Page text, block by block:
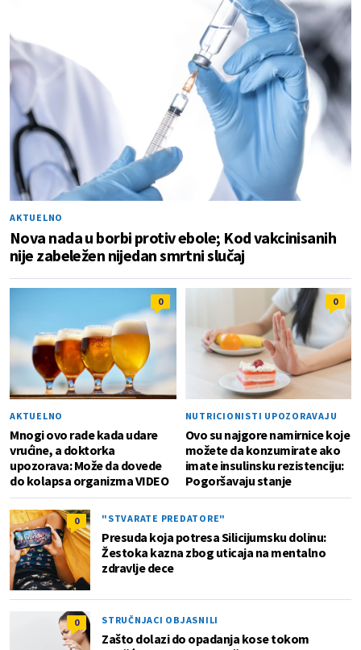
AKTUELNO
Nova nada u borbi protiv ebole; Kod vakcinisanih
nije zabeležen nijedan smrtni slučaj
0
AKTUELNO
Mnogi ovo rade kada udare
vrućine, a doktorka
upozorava: Može da dovede
do kolapsa organizma VIDEO
0
NUTRICIONISTI UPOZORAVAJU
Ovo su najgore namirnice koje
možete da konzumirate ako
imate insulinsku rezistenciju:
Pogoršavaju stanje
0 "STVARATE PREDATORE"
Presuda koja potresa Silicijumsku dolinu:
Žestoka kazna zbog uticaja na mentalno
zdravlje dece
0 STRUČNJACI OBJASNILI
Zašto dolazi do opadanja kose tokom